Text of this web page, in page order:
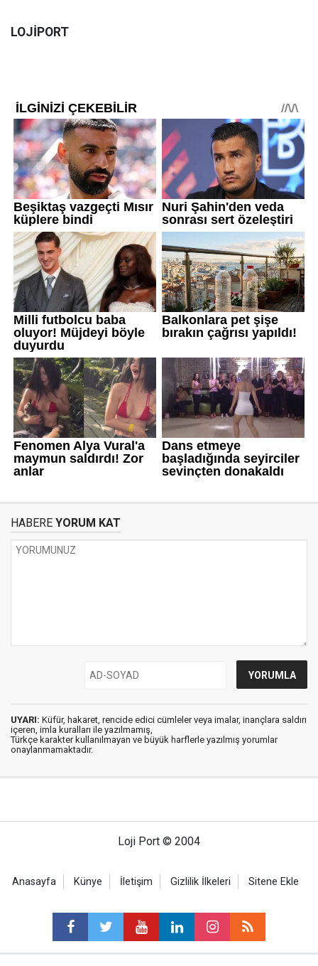
LOJİPORT
HABERE YORUM KAT
UYARI: Küfür, hakaret, rencide edici cümleler veya imalar, inançlara saldırı
içeren, imla kuralları ile yazılmamış,
Türkçe karakter kullanılmayan ve büyük harflerle yazılmış yorumlar
onaylanmamaktadır.
Loji Port © 2004
Anasayfa Künye İletişim Gizlilik İlkeleri Sitene Ekle